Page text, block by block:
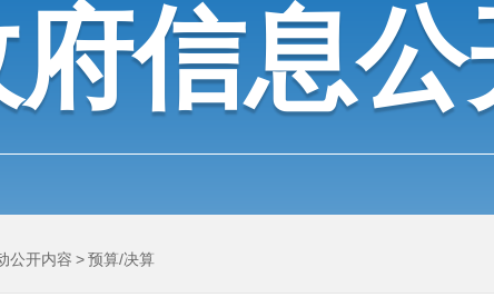
信息公
公开内容 >预算/决算